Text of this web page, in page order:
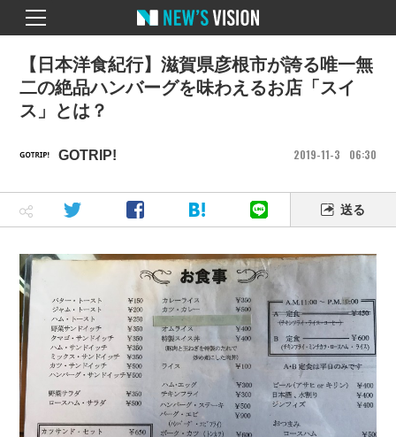
GOTRIP! 2019 11 3 06 30
【日本洋食紀行】滋賀県彦根市が誇る唯一無
二の絶品ハンバーグを味わえるお店「スイ
ス」とは？
送る